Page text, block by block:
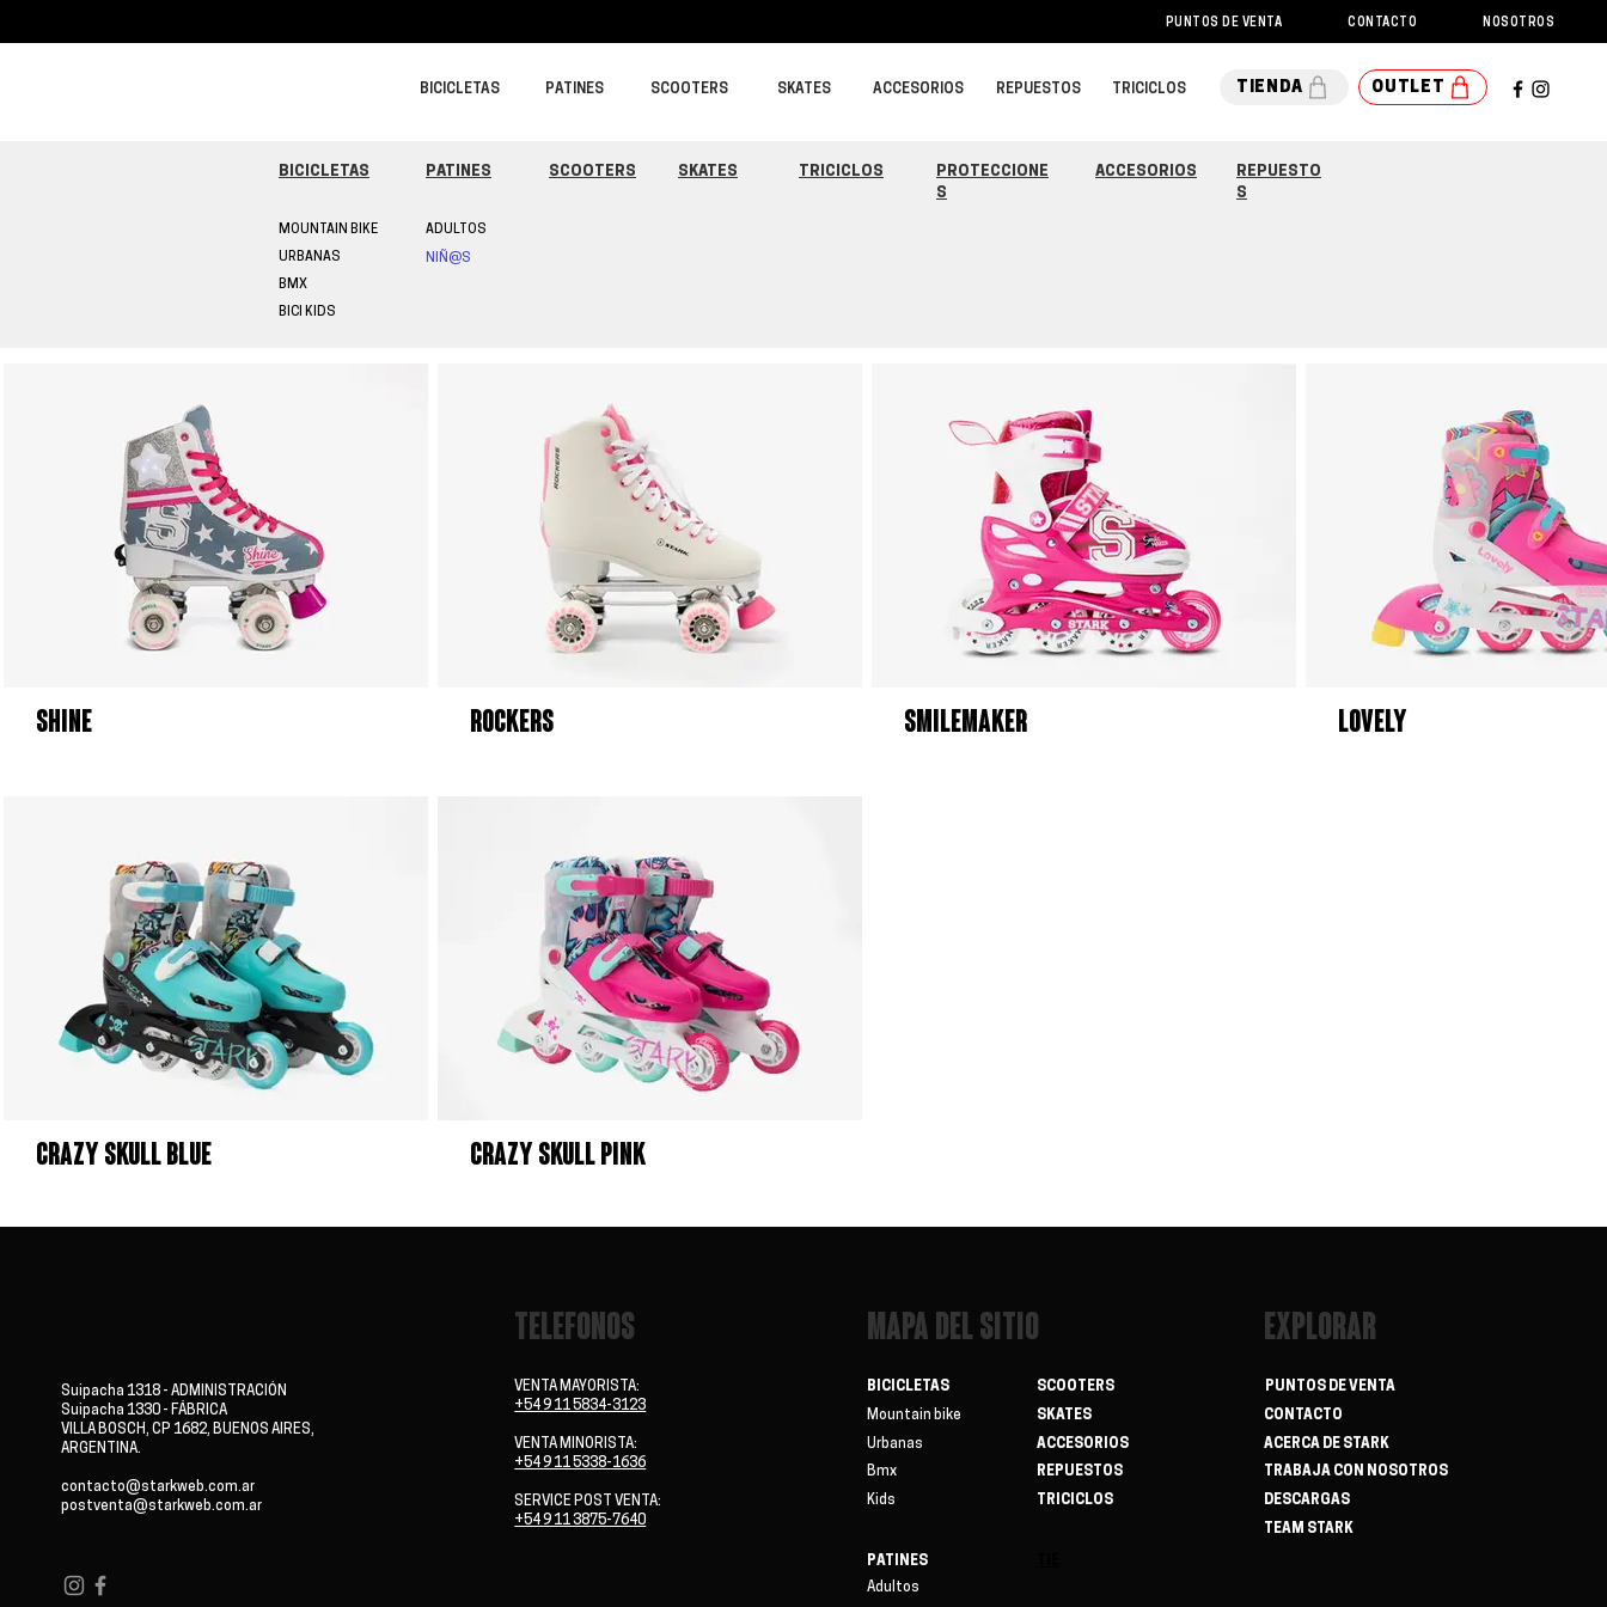
PUNTOS DE VENTA CONTACTO NOSOTROS
DESCARGAS
OUTLET
TIENDA
BICICLETAS PATINES SCOOTERS SKATES ACCESORIOS REPUESTOS TRICICLOS
BICICLETAS
MOUNTAIN BIKE
URBANAS
BMX
BICI KIDS
PATINES SCOOTERS SKATES TRICICLOS
ADULTOS
NIÑ@S
PROTECCIONE
S
ACCESORIOS
REPUESTO
S
SHINE ROCKERS SMILEMAKER LOVELY
CRAZY SKULL Blue CRAZY SKULL Pink
Suipacha 1318 - ADMINISTRACIÓN
Suipacha 1330 - FÁBRICA
VILLA BOSCH, CP 1682, BUENOS AIRES,
ARGENTINA.
contacto@starkweb.com.ar
postventa@starkweb.com.ar
TELEFONOS
VENTA MAYORISTA:
+54 9 11 5834-3123
VENTA MINORISTA:
+54 9 11 5338-1636
SERVICE POST VENTA:
+54 9 11 3875-7640
MAPA DEL SITIO
BICICLETAS
SCOOTERS
Mountain bike
Urbanas
Bmx
Kids
SKATES
ACCESORIOS
REPUESTOS
TRICICLOS
PATINES
Adultos
EXPLORAR
PUNTOS DE VENTA
CONTACTO
ACERCA DE STARK
TRABAJA CON NOSOTROS
DESCARGAS
TEAM STARK